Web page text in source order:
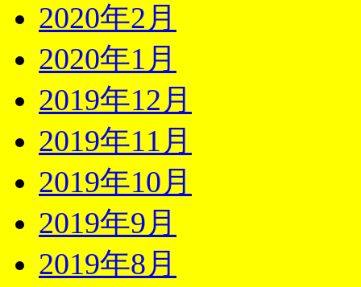
2020年2月
2020年1月
2019年12月
2019年11月
2019年10月
2019年9月
2019年8月